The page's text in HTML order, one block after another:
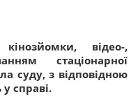
відео-,
стаціонарної
суду, з відповідною
у справі.